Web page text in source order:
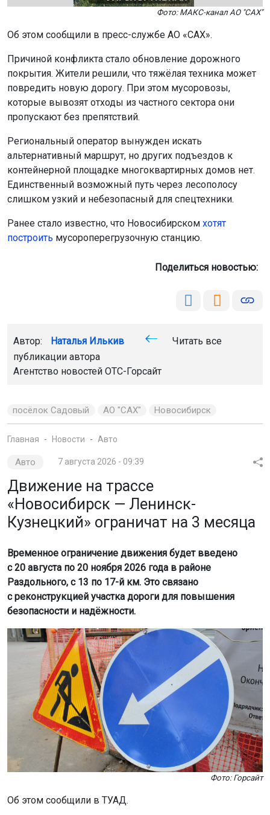
Фото: МАКС-канал АО "САХ"
Об этом сообщили в пресс-службе АО «САХ».
Причиной конфликта стало обновление дорожного
покрытия. Жители решили, что тяжёлая техника может
повредить новую дорогу. При этом мусоровозы,
которые вывозят отходы из частного сектора они
пропускают без препятствий.
Региональный оператор вынужден искать
альтернативный маршрут, но других подъездов к
контейнерной площадке многоквартирных домов нет.
Единственный возможный путь через лесополосу
слишком узкий и небезопасный для спецтехники.
Ранее стало известно, что Новосибирском хотят
построить мусороперегрузочную станцию.
Поделиться новостью:
Автор: Наталья Илькив
Читать все
публикации автора
Агентство новостей ОТС-Горсайт
посёлок Садовый АО "САХ" Новосибирск
Главная Новости Авто
Авто 7 августа 2026 - 09:39
Движение на трассе
«Новосибирск — Ленинск-
Кузнецкий» ограничат на 3 месяца
Временное ограничение движения будет введено
с 20 августа по 20 ноября 2026 года в районе
Раздольного, с 13 по 17-й км. Это связано
с реконструкцией участка дороги для повышения
безопасности и надёжности.
Фото: Горсайт
Об этом сообщили в ТУАД.